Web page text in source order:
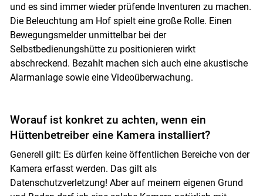
und es sind immer wieder prüfende Inventuren zu machen.
Die Beleuchtung am Hof spielt eine große Rolle. Einen
Bewegungsmelder unmittelbar bei der
Selbstbedienungshütte zu positionieren wirkt
abschreckend. Bezahlt machen sich auch eine akustische
Alarmanlage sowie eine Videoüberwachung.
Worauf ist konkret zu achten, wenn ein
Hüttenbetreiber eine Kamera installiert?
Generell gilt: Es dürfen keine öffentlichen Bereiche von der
Kamera erfasst werden. Das gilt als
Datenschutzverletzung! Aber auf meinem eigenen Grund